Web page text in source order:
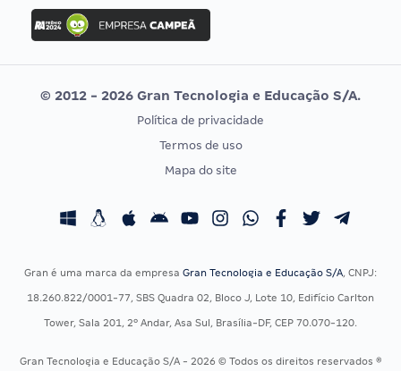
Concurso Ibama
Concurso MPU
Editais publicados
Vunesp
CONCURSOS POR PROFISSÃO
Concursos Fiscais
EXAME DE ORDEM
Calendário OAB
© 2012 - 2026 Gran Tecnologia e Educação S/A.
Política de privacidade
Termos de uso
Mapa do site
Gran é uma marca da empresa Gran Tecnologia e Educação S/A, CNPJ:
18.260.822/0001-77, SBS Quadra 02, Bloco J, Lote 10, Edifício Carlton
Tower, Sala 201, 2º Andar, Asa Sul, Brasília-DF, CEP 70.070-120.
Gran Tecnologia e Educação S/A - 2026 © Todos os direitos reservados ®